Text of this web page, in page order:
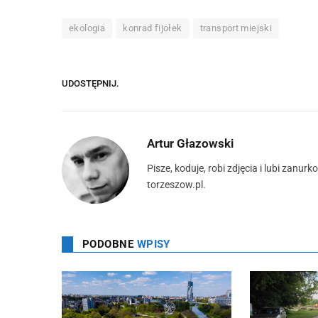
ekologia konrad fijołek transport miejski
UDOSTĘPNIJ.
Artur Głazowski
Pisze, koduje, robi zdjęcia i lubi
torzeszow.pl.
PODOBNE WPISY